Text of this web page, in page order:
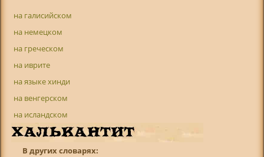
на галисийском
на немецком
на греческом
на иврите
на языке хинди
на венгерском
на исландском
В других словарях: